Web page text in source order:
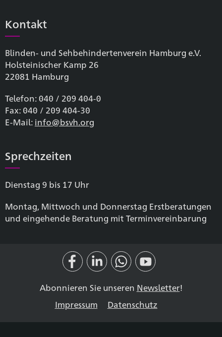
Kontakt
Blinden- und Sehbehinderten­verein Hamburg e.V.
Holsteinischer Kamp 26
22081 Hamburg
Telefon: 040 / 209 404-0
Fax: 040 / 209 404-30
E-Mail: info@bsvh.org
Sprechzeiten
Dienstag 9 bis 17 Uhr
Montag, Mittwoch und Donnerstag Erstberatungen
und eingehende Beratung mit Terminvereinbarung
Abonnieren Sie unseren Newsletter!
Impressum
Datenschutz